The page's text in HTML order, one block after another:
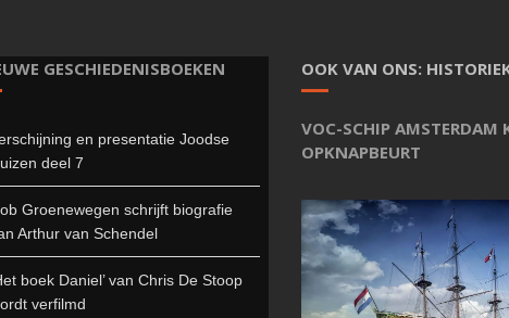
GESCHIEDENISBOEKEN
en presentatie Joodse
deel 7
Groenewegen schrijft biografie
Arthur van Schendel
boek Daniel’ van Chris De Stoop
verfilmd
OOK VAN ONS:
VOC-SCHIP AMSTERDAM
OPKNAPBEURT